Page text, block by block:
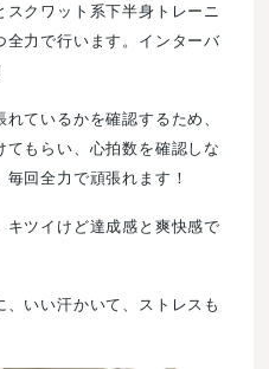
クワット系下半身トレーニ
全力で行います。インターバ
ているかを確認するため、
もらい、心拍数を確認しな
回全力で頑張れます！
キツイけど達成感と爽快感で
いい汗かいて、ストレスも